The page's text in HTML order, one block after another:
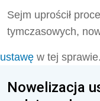
Sejm uprościł
tymczasowych,
ustawę w tej sprawie.
Nowelizacja